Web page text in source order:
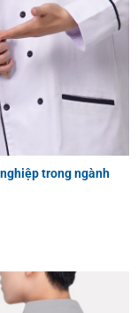
trong ngành